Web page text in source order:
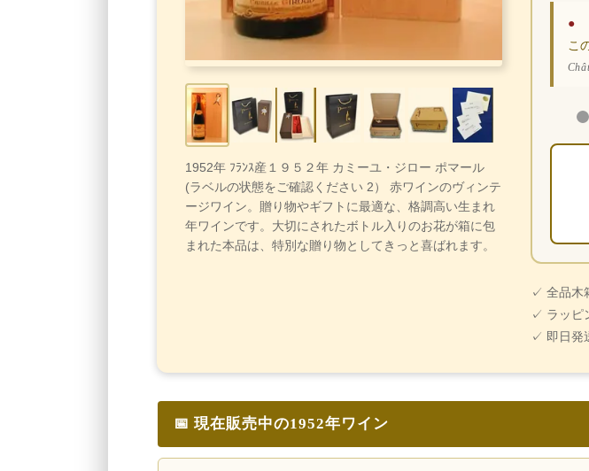
1952年 ﾌﾗﾝｽ産１９５２年 カミーユ・ジロー ポマール
(ラベルの状態をご確認ください 2） 赤ワインのヴィンテ
ージワイン。贈り物やギフトに最適な、格調高い生まれ
年ワインです。大切にされたボトル入りのお花が箱に包
まれた本品は、特別な贈り物としてきっと喜ばれます。
●
こ
✓ 全品木
✓ ラッピ
✓ 即日発
📅 現在販売中の1952年ワイン